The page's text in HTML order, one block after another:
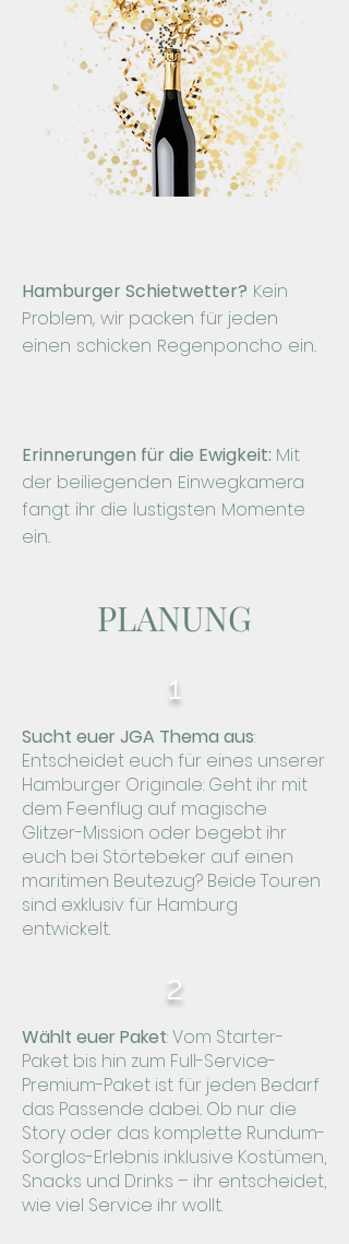
Hamburger Schietwetter? Kein
Problem, wir packen für jeden
einen schicken Regenponcho ein.
Erinnerungen für die Ewigkeit: Mit
der beiliegenden Einwegkamera
fangt ihr die lustigsten Momente
ein.
PLANUNG
1
Sucht euer JGA Thema aus:
Entscheidet euch für eines unserer
Hamburger Originale: Geht ihr mit
dem Feenflug auf magische
Glitzer-Mission oder begebt ihr
euch bei Störtebeker auf einen
maritimen Beutezug? Beide Touren
sind exklusiv für Hamburg
entwickelt.
2
Wählt euer Paket: Vom Starter-
Paket bis hin zum Full-Service-
Premium-Paket ist für jeden Bedarf
das Passende dabei.. Ob nur die
Story oder das komplette Rundum-
Sorglos-Erlebnis inklusive Kostümen,
Snacks und Drinks – ihr entscheidet,
wie viel Service ihr wollt.